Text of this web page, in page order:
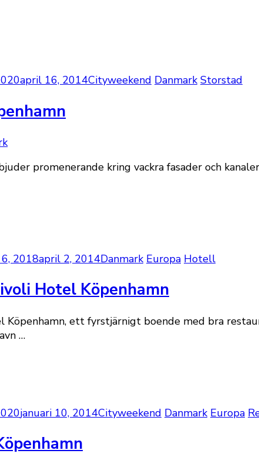
april 16, 2014Cityweekend Danmark Storstad
promenerande kring vackra fasader och
2018april 2, 2014Danmark Europa Hotell
Hotel Köpenhamn
ett fyrstjärnigt boende med bra
…
januari 10, 2014Cityweekend Danmark Europa